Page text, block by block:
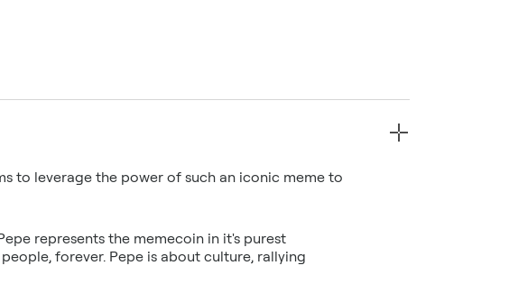
to leverage the power of such an iconic meme to
represents the memecoin in it's purest
forever. Pepe is about culture, rallying